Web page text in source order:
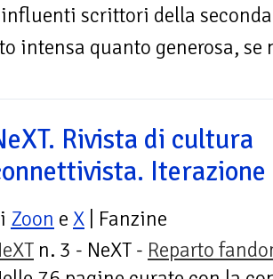
scrittori della
intensa quanto generosa, se
Rivista di cultura
Iterazione
Zoon e X | Fanzine
n. 3 - NeXT - Reparto